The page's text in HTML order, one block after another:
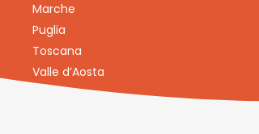
Marche
Puglia
Toscana
Valle d’Aosta